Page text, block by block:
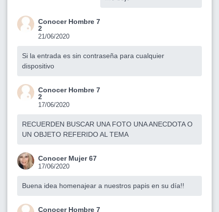
Conocer Hombre 7
2
21/06/2020
Si la entrada es sin contraseña para cualquier
dispositivo
Conocer Hombre 7
2
17/06/2020
RECUERDEN BUSCAR UNA FOTO UNA ANECDOTA O
UN OBJETO REFERIDO AL TEMA
Conocer Mujer 67
17/06/2020
Buena idea homenajear a nuestros papis en su día!!
Conocer Hombre 7